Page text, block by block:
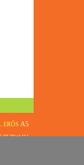
ERŐS A5
SIL750 ml ALJ